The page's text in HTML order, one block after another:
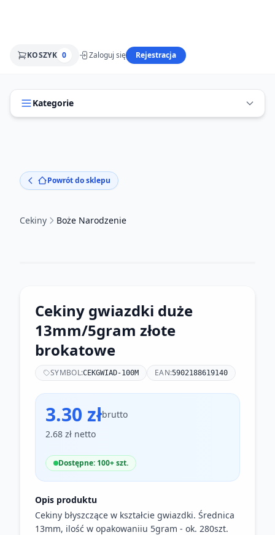
KOSZYK 0 Zaloguj się Rejestracja
Kategorie
Powrót do sklepu
Cekiny Boże Narodzenie
Cekiny gwiazdki duże
13mm/5gram złote
brokatowe
SYMBOL:CEKGWIAD-100M EAN:5902188619140
3.30 złbrutto
2.68 zł netto
Dostępne: 100+ szt.
Opis produktu
Cekiny błyszczące w kształcie gwiazdki. Średnica
13mm, ilość w opakowaniiu 5gram - ok. 280szt.